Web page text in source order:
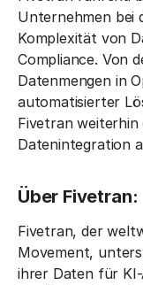
Unternehmen bei
Komplexität von
Compliance. Von
Datenmengen in
automatisierter
Fivetran
Datenintegration
Über Fivetran:
Fivetran, der
Movement,
ihrer Daten für